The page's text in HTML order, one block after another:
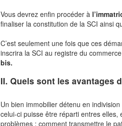
Vous devrez enfin procéder à
finaliser la constitution de la SCI ainsi
C’est seulement une fois que ces
inscrira la SCI au registre du
bis.
II. Quels sont les avantages
Un bien immobilier détenu en
celui-ci puisse être réparti entres
problèmes : comment transmettre le